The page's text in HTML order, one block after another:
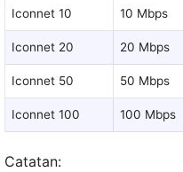
Iconnet 10 10 Mbps
Iconnet 20 20 Mbps
Iconnet 50 50 Mbps
Iconnet 100 100 Mbps
Catatan: